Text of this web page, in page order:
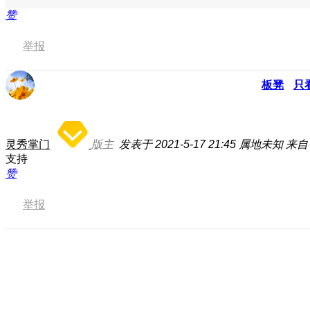
赞
举报
板凳 只
灵秀掌门 版主 发表于 2021-5-17 21:45 属地未知 来
支持
赞
举报